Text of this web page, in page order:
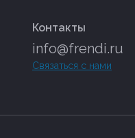
Контакты
info@frendi.ru
Связаться с нами